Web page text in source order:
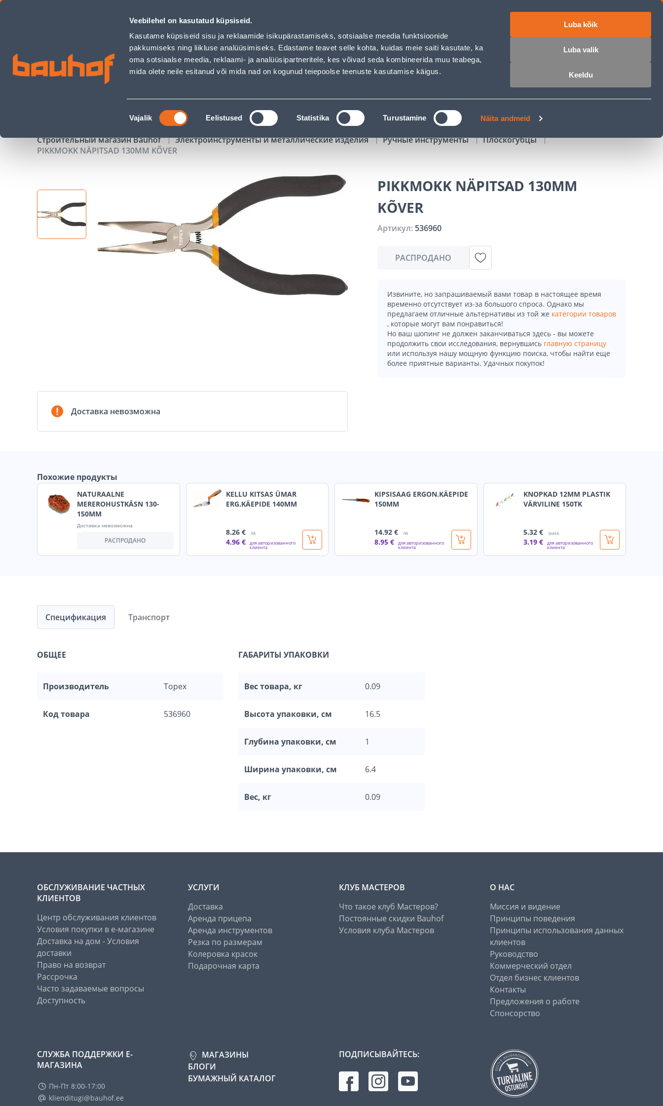
Veebilehel on kasutatud küpsiseid.
Kasutame küpsiseid sisu ja reklaamide isikupärastamiseks, sotsiaalse meedia funktsioonide
pakkumiseks ning liikluse analüüsimiseks. Edastame teavet selle kohta, kuidas meie saiti kasutate, ka
oma sotsiaalse meedia, reklaami- ja analüüsipartneritele, kes võivad seda kombineerida muu teabega,
mida olete neile esitanud või mida nad on kogunud teiepoolse teenuste kasutamise käigus.
Nõusoleku
valik
Vajalik Eelistused Statistika Turustamine Näita andmeid
Luba kõik
Luba valik
Keeldu
PIKKMOKK NÄPITSAD 130MM KÕVER - Bauhof has loaded
Обслуживание бизнес-клиентов Обслуживание частных клиентов Услуги Предложения о работе
ПОИСК
АКЦИИ КАТАЛОГИ АРЕНДА ИНСТРУМЕНТОВ РАССРОЧКА
Строительный магазин Bauhof Электроинструменты и металлические изделия Ручные инструменты
Плоскогубцы
PIKKMOKK NÄPITSAD 130MM KÕVER
Доставка невозможна
PIKKMOKK NÄPITSAD 130MM
KÕVER
Артикул: 536960
РАСПРОДАНО
Извините, но запрашиваемый вами товар в настоящее время
временно отсутствует из-за большого спроса. Однако мы
предлагаем отличные альтернативы из той же категории товаров
, которые могут вам понравиться!
Но ваш шопинг не должен заканчиваться здесь - вы можете
продолжить свои исследования, вернувшись главную страницу
или используя нашу мощную функцию поиска, чтобы найти еще
более приятные варианты. Удачных покупок!
Похожие продукты
NATURAALNE
MEREROHUSTKÄSN 130-
150MM
Доставка невозможна
РАСПРОДАНО
KELLU KITSAS ÜMAR
ERG.KÄEPIDE 140MM
8.26 € /tk
4.96 € для авторизованного
клиента
KIPSISAAG ERGON.KÄEPIDE
150MM
14.92 € /tk
8.95 € для авторизованного
клиента
KNOPKAD 12MM PLASTIK
VÄRVILINE 150TK
5.32 € /pakk
3.19 € для авторизованного
клиента
Спецификация
ОБЩЕЕ
Производитель Topex
Код товара 536960
ГАБАРИТЫ УПАКОВКИ
Вес товара, кг 0.09
Высота упаковки, см 16.5
Глубина упаковки, см 1
Ширина упаковки, см 6.4
Вес, кг 0.09
Транспорт
ОБСЛУЖИВАНИЕ ЧАСТНЫХ
КЛИЕНТОВ
Центр обслуживания клиентов
Условия покупки в е-магазине
Доставка на дом - Условия
доставки
Право на возврат
Рассрочка
Часто задаваемые вопросы
Доступность
УСЛУГИ
Доставка
Аренда прицепа
Аренда инструментов
Резка по размерам
Колеровка красок
Подарочная карта
КЛУБ МАСТЕРОВ
Что такое клуб Мастеров?
Постоянные скидки Bauhof
Условия клуба Мастеров
О НАС
Миссия и видение
Принципы поведения
Принципы использования данных
клиентов
Руководство
Коммерческий отдел
Отдел бизнес клиентов
Контакты
Предложения о работе
Спонсорство
СЛУЖБА ПОДДЕРЖКИ Е-
МАГАЗИНА
Пн-Пт 8:00-17:00
klienditugi@bauhof.ee
МАГАЗИНЫ
БЛОГИ
БУМАЖНЫЙ КАТАЛОГ
ПОДПИСЫВАЙТЕСЬ: